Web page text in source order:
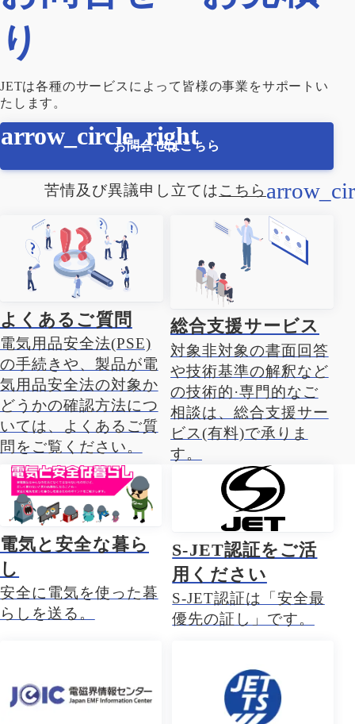
り
JETは各種のサービスによって皆様の事業をサポートい
たします。
お問合せはこちら
苦情及び異議申し立てはこちら
よくあるご質問
電気用品安全法(PSE)
の手続きや、製品が電
気用品安全法の対象か
どうかの確認方法につ
いては、よくあるご質
問をご覧ください。
総合支援サービス
対象非対象の書面回答
や技術基準の解釈など
の技術的·専門的なご
相談は、総合支援サー
ビス(有料)で承りま
す。
電気と安全な暮ら
し
安全に電気を使った暮
らしを送る。
S-JET認証をご活
用ください
S-JET認証は「安全最
優先の証し」です。